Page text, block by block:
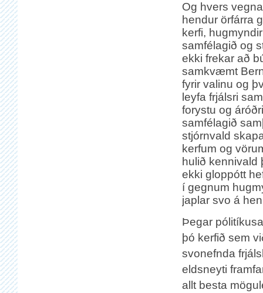
Og hvers
hendur örfárra
kerfi,
samfélagið og
ekki frekar að
samkvæmt
fyrir valinu og
leyfa frjálsri
forystu og
samfélagið
stjórnvald
kerfum og
hulið kennivald
ekki gloppótt
í gegnum
japlar svo á
Þegar
þó kerfið sem
svonefnda
eldsneyti
allt besta